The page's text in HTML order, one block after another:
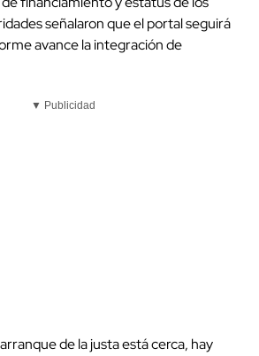
señalaron que el portal seguirá
avance la integración de
▼ Publicidad
de la justa está cerca, hay